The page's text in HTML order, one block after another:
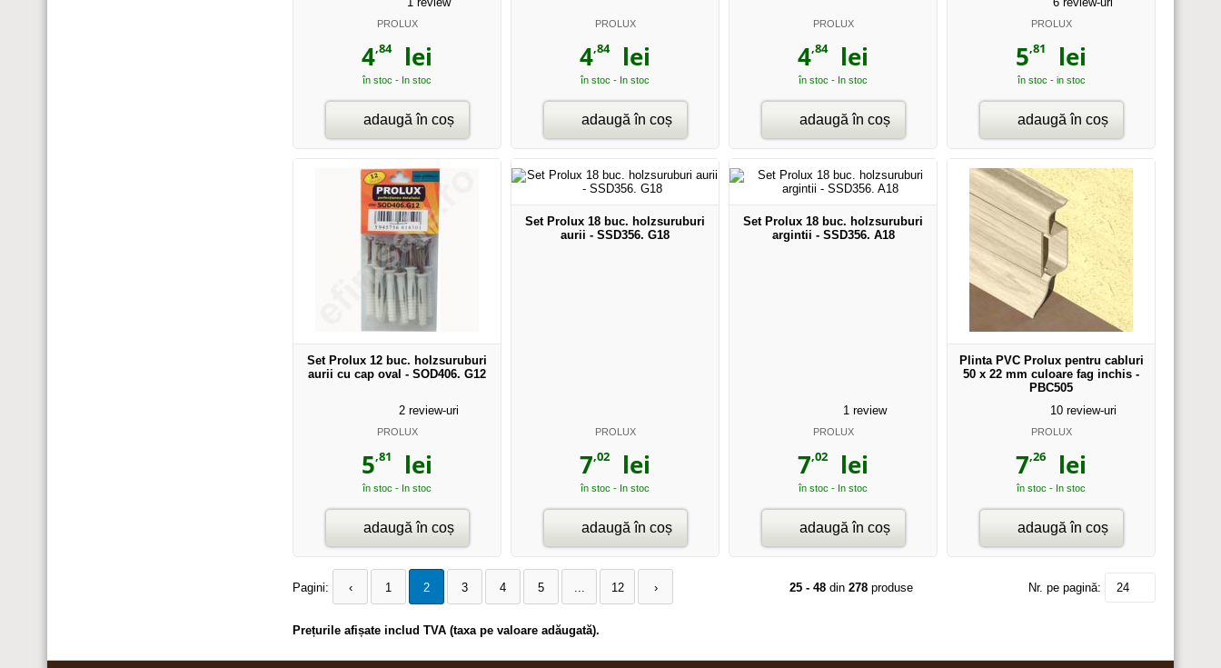
PROLUX
4,84lei
în stoc - In stoc
adaugă în coș
PROLUX
4,84lei
în stoc - In stoc
adaugă în coș
PROLUX
4,84lei
în stoc - In stoc
adaugă în coș
PROLUX
5,81 lei
în stoc - in stoc
adaugă în coș
Set Prolux 12 buc. holzsuruburi
aurii cu cap oval - SOD406. G12
2 review-uri
PROLUX
5,81 lei
în stoc - In stoc
adaugă în coș
Set Prolux 18 buc. holzsuruburi
aurii - SSD356. G18
PROLUX
7,02 lei
în stoc - In stoc
adaugă în coș
Set Prolux 18 buc. holzsuruburi
argintii - SSD356. A18
1 review
PROLUX
7,02 lei
în stoc - In stoc
adaugă în coș
Plinta PVC Prolux pentru cabluri
50 x 22 mm culoare fag inchis -
PBC505
10review-uri
PROLUX
7,26 lei
în stoc - In stoc
adaugă în coș
Pagini: ‹ 1 2 3 4 5 ... 12 › 25 - 48din 278produse Nr. pe pagină: 24
Prețurile afișate includ TVA (taxa pe valoare adăugată).